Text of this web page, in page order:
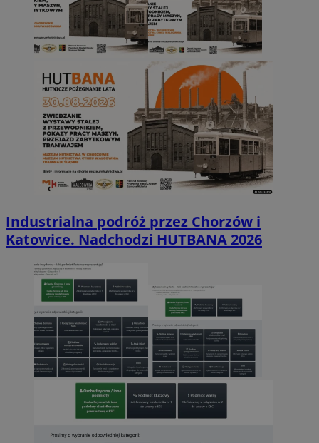
Industrialna podróż przez Chorzów i
Katowice. Nadchodzi HUTBANA 2026